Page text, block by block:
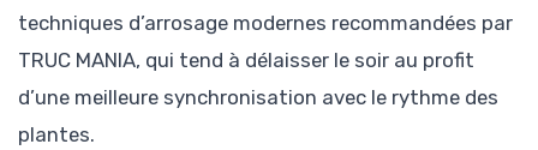
techniques d’arrosage modernes recommandées par
TRUC MANIA, qui tend à délaisser le soir au profit
d’une meilleure synchronisation avec le rythme des
plantes.